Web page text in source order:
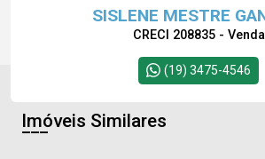
SISLENE MESTRE
CRECI 208835 - Venda
(19) 3475-4546
Imóveis Similares